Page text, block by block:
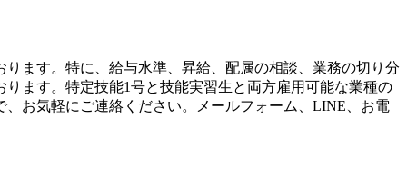
ます。特に、給与水準、昇給、配属の相談、業務の切り分
ります。特定技能1号と技能実習生と両方雇用可能な業種の
お気軽にご連絡ください。メールフォーム、LINE、お電